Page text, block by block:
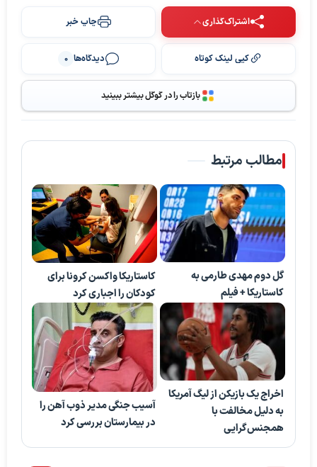
اشتراک‌گذاری چاپ خبر
کپی لینک کوتاه دیدگاه‌ها 0
بازتاب را در گوگل بیشتر ببینید
مطالب مرتبط
گل دوم مهدی طارمی به
کاستاریکا + فیلم
کاستاریکا واکسن کرونا برای
کودکان را اجباری کرد
اخراج یک بازیکن از لیگ آمریکا
به دلیل مخالفت با
همجنس‌گرایی
آسیب جنگی مدیر ذوب آهن را
در بیمارستان بررسی کرد